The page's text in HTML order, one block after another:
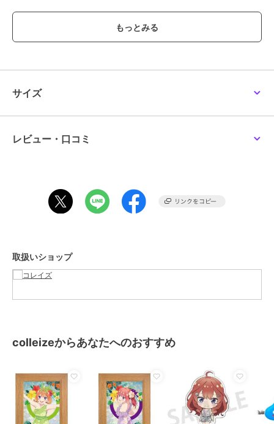
ショップ コレイズ
商品カテゴリ
商品のお取り扱い方法
サイズ
レビュー・口コミ
取扱いショップ
colleizeからあなたへのおすすめ